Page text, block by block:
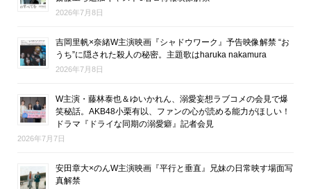
2026年7月8日
吉岡里帆×奈緒W主演映画『シャドウワーク』予告映像解禁 “お
うち”に隠された殺人の秘密。主題歌はharuka nakamura
2026年7月8日
W主演・藤林泰也＆ゆいかれん、溺愛妄想ラブコメの会見で爆
笑秘話。AKB48小栗有以、ファンの心が読める能力がほしい！
ドラマ『ドライな同期の溺愛癖』記者会見
2026年7月7日
安田章大×のんW主演映画『平行と垂直』兄妹の日常映す場面写
真解禁